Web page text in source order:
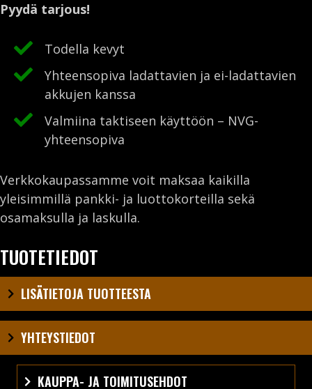
Pyydä tarjous!
Todella kevyt
Yhteensopiva ladattavien ja ei-ladattavien
akkujen kanssa
Valmiina taktiseen käyttöön – NVG-
yhteensopiva
Verkkokaupassamme voit maksaa kaikilla
yleisimmillä pankki- ja luottokorteilla sekä
osamaksulla ja laskulla.
TUOTETIEDOT
LISÄTIETOJA TUOTTEESTA
YHTEYSTIEDOT
KAUPPA- JA TOIMITUSEHDOT